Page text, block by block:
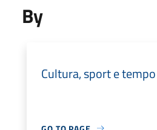
By
Cultura, sport e